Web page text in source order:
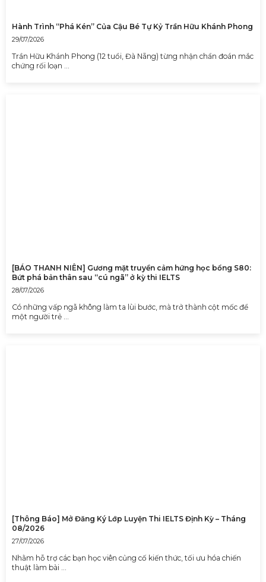
Hành Trình “Phá Kén” Của Cậu Bé Tự Kỷ Trần Hữu Khánh Phong
29/07/2026
Trần Hữu Khánh Phong (12 tuổi, Đà Nẵng) từng nhận chẩn đoán mắc
chứng rối loạn …
[BÁO THANH NIÊN] Gương mặt truyền cảm hứng học bổng S80:
Bứt phá bản thân sau “cú ngã” ở kỳ thi IELTS
28/07/2026
Có những vấp ngã không làm ta lùi bước, mà trở thành cột mốc để
một người trẻ …
[Thông Báo] Mở Đăng Ký Lớp Luyện Thi IELTS Định Kỳ – Tháng
08/2026
27/07/2026
Nhằm hỗ trợ các bạn học viên củng cố kiến thức, tối ưu hóa chiến
thuật làm bài …